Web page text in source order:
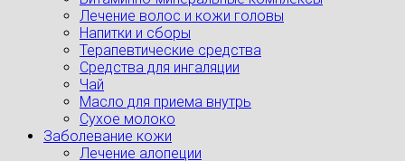
Лечение волос и кожи головы
Напитки и сборы
Терапевтические средства
Средства для ингаляции
Чай
Масло для приема внутрь
Сухое молоко
Заболевание кожи
Лечение алопеции